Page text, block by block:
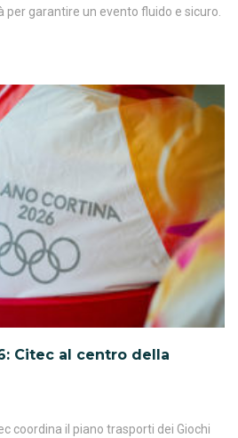
per garantire un evento fluido e sicuro.
Citec al centro della
coordina il piano trasporti dei Giochi